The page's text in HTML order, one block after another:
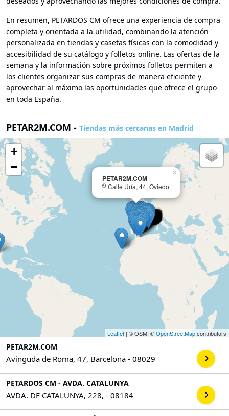
En resumen, PETARDOS CM ofrece una experiencia de compra
completa y orientada a la utilidad, combinando la atención
personalizada en tiendas y casetas físicas con la comodidad y
accesibilidad de su catálogo y folletos online. Las ofertas de la
semana y la información sobre próximos folletos permiten a
los clientes organizar sus compras de manera eficiente y
aprovechar al máximo las oportunidades que ofrece el grupo
en toda España.
PETAR2M.COM - Tiendas más cercanas en Madrid
PETAR2M.COM
Avinguda de Roma, 47, Barcelona - 08029
PETARDOS CM - AVDA. CATALUNYA
AVDA. DE CATALUNYA, 228, - 08184
PETAR2M.COM
Calle Uría, 44, Oviedo
×
+
−
Leaflet | © OSM, ©OpenStreetMapcontributors